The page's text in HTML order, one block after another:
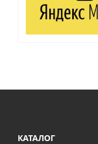
КАТАЛОГ